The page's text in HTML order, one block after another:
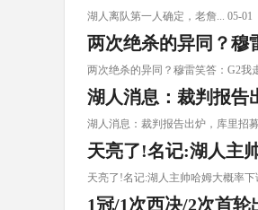
湖人离队第一人确定，老詹... 05-01
两次绝杀的异同？穆
两次绝杀的异同？穆雷笑答：G2我
湖人消息：裁判报告
湖人消息：裁判报告出炉，库里招
天亮了!名记:湖人主
天亮了!名记:湖人主帅哈姆大概率
1冠/1次西决/2次首